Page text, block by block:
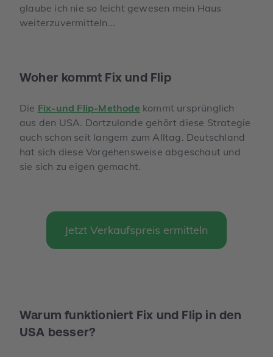
glaube ich nie so leicht gewesen mein Haus
weiterzuvermitteln...
Woher kommt Fix und Flip
Die Fix-und Flip-Methode kommt ursprünglich
aus den USA. Dortzulande gehört diese Strategie
auch schon seit langem zum Alltag. Deutschland
hat sich diese Vorgehensweise abgeschaut und
sie sich zu eigen gemacht.
Jetzt Verkaufspreis ermitteln
Warum funktioniert Fix und Flip in den
USA besser?